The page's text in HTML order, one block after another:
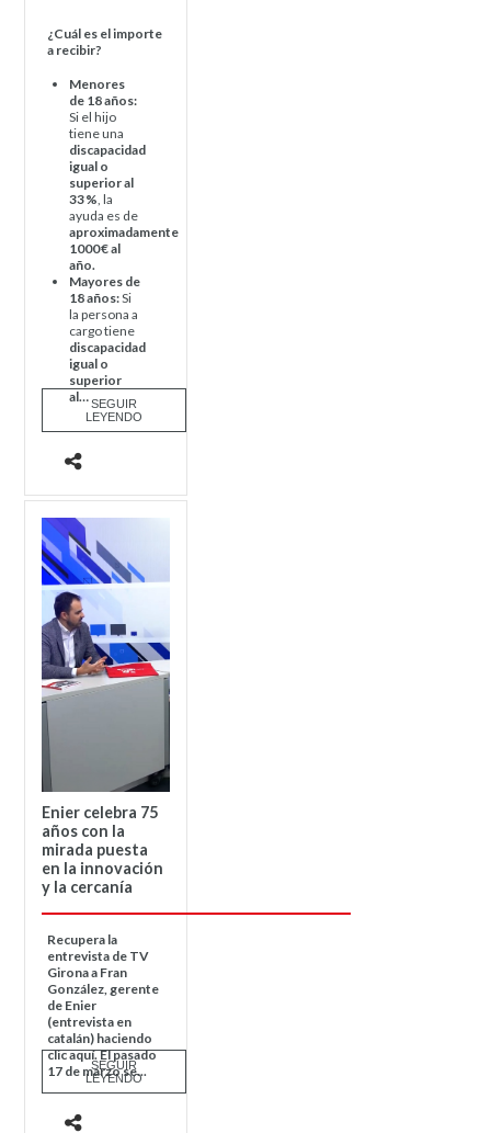
¿Cuál es el importe
a recibir?
Menores
de 18 años:
Si el hijo
tiene una
discapacidad
igual o
superior al
33% , la
ayuda es de
aproximadamente
1000 € al
año.
Mayores de
18 años:Si
la persona a
cargo tiene
discapacidad
igual o
superior
al…SEGUIR
LEYENDO
Enier celebra 75
años con la
mirada puesta
en la innovación
y la cercanía
Recupera la
entrevista de TV
Girona a Fran
González, gerente
de Enier
(entrevista en
catalán) haciendo
clic aquí. El pasado
17 de marzo se...
SEGUIR
LEYENDO